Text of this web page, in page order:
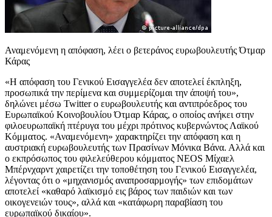
Αναμενόμενη η απόφαση, λέει ο βετεράνος ευρωβουλευτής Ότμαρ
Κάρας
«Η απόφαση του Γενικού Εισαγγελέα δεν αποτελεί έκπληξη,
προσωπικά την περίμενα και συμμερίζομαι την άποψή του»,
δηλώνει μέσω Twitter o ευρωβουλευτής και αντιπρόεδρος του
Ευρωπαϊκού Κοινοβουλίου Ότμαρ Κάρας, ο οποίος ανήκει στην
φιλοευρωπαϊκή πτέρυγα του μέχρι πρότινος κυβερνώντος Λαϊκού
Κόμματος. «Αναμενόμενη» χαρακτηρίζει την απόφαση και η
αυστριακή ευρωβουλευτής των Πρασίνων Μόνικα Βάνα. Αλλά και
o εκπρόσωπος του φιλελεύθερου κόμματος NEOS Μίχαελ
Μπέρνχαρντ χαιρετίζει την τοποθέτηση του Γενικού Εισαγγελέα,
λέγοντας ότι ο «μηχανισμός αναπροσαρμογής» των επιδομάτων
αποτελεί «καθαρό λαϊκισμό εις βάρος των παιδιών και των
οικογενειών τους», αλλά και «κατάφωρη παραβίαση του
ευρωπαϊκού δικαίου».